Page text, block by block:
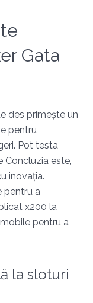
Gata
des primește un
pentru
Pot testa
Concluzia este,
inovația.
pentru a
x200 la
pentru a
la sloturi